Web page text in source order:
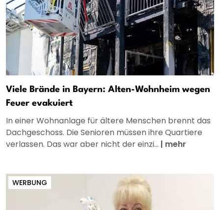
Viele Brände in Bayern: Alten-Wohnheim wegen
Feuer evakuiert
In einer Wohnanlage für ältere Menschen brennt das
Dachgeschoss. Die Senioren müssen ihre Quartiere
verlassen. Das war aber nicht der einzi... | mehr
WERBUNG